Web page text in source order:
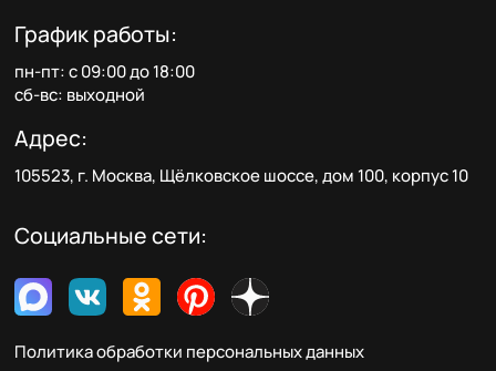
График работы:
пн-пт: с 09:00 до 18:00
сб-вс: выходной
Адрес:
105523, г. Москва, Щёлковское шоссе, дом 100, корпус 10
Социальные сети:
Политика обработки персональных данных